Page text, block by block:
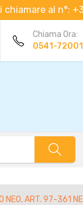
al n°:
Chiama Ora:
0541-
NEO, ART. 97-361